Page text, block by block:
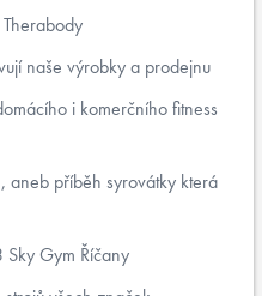
naše výrobky a prodejnu
i komerčního fitness
aneb příběh syrovátky která
Gym Říčany